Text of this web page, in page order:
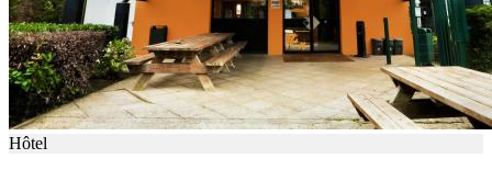
Hôtel